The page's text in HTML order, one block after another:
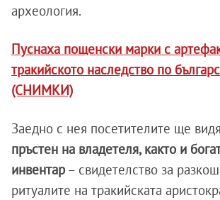
археология.
Пуснаха пощенски марки с
тракийското наследство по
(СНИМКИ)
Заедно с нея посетителите ще
пръстен на владетеля, както и
инвентар – свидетелство за
ритуалите на тракийската